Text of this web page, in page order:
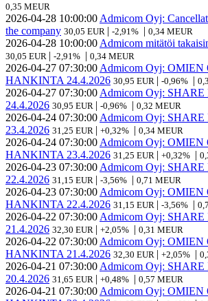
0,35 MEUR
2026-04-28 10:00:00 Admicom Oyj:
the company 30,05 EUR | -2,91% | 0,34 MEUR
2026-04-28 10:00:00 Admicom mitätöi
30,05 EUR | -2,91% | 0,34 MEUR
2026-04-27 07:30:00 Admicom Oyj:
HANKINTA 24.4.2026 30,95 EUR | -0,96% |
2026-04-27 07:30:00 Admicom Oyj: SHARE
24.4.2026 30,95 EUR | -0,96% | 0,32 MEUR
2026-04-24 07:30:00 Admicom Oyj: SHARE
23.4.2026 31,25 EUR | +0,32% | 0,34 MEUR
2026-04-24 07:30:00 Admicom Oyj:
HANKINTA 23.4.2026 31,25 EUR | +0,32% |
2026-04-23 07:30:00 Admicom Oyj: SHARE
22.4.2026 31,15 EUR | -3,56% | 0,71 MEUR
2026-04-23 07:30:00 Admicom Oyj:
HANKINTA 22.4.2026 31,15 EUR | -3,56% |
2026-04-22 07:30:00 Admicom Oyj: SHARE
21.4.2026 32,30 EUR | +2,05% | 0,31 MEUR
2026-04-22 07:30:00 Admicom Oyj:
HANKINTA 21.4.2026 32,30 EUR | +2,05% |
2026-04-21 07:30:00 Admicom Oyj: SHARE
20.4.2026 31,65 EUR | +0,48% | 0,57 MEUR
2026-04-21 07:30:00 Admicom Oyj: